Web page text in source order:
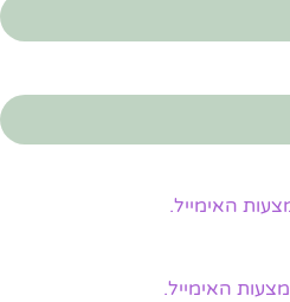
האימייל.
האימייל.